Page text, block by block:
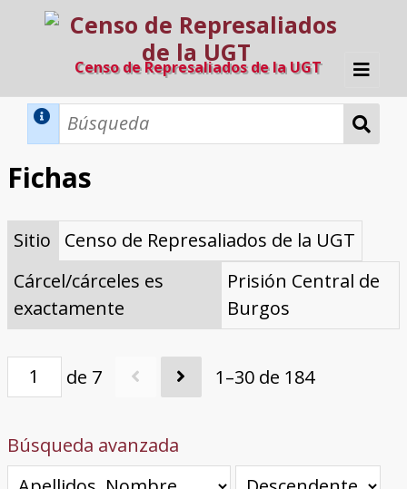
Censo de Represaliados de la UGT
Inicio
Directorio A-Z
Provincias de nacimiento
Profesión
Cárceles
Condenados a muerte
Condenados a muerte (con busca
dinámica)
Ejecutados
El proyecto
Razones y objetivos
El equipo
Colaboradores
Fuentes documentales
Fichas
Sitio
Censo de Represaliados de la UGT
Cárcel/cárceles es
exactamente
Prisión Central de
Burgos
de 7 1–30 de 184
Búsqueda avanzada